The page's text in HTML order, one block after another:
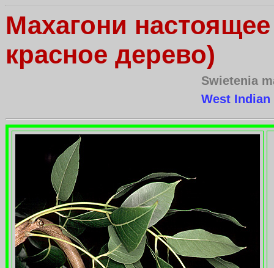
Махагони
красное дерево)
Swietenia
West Indian